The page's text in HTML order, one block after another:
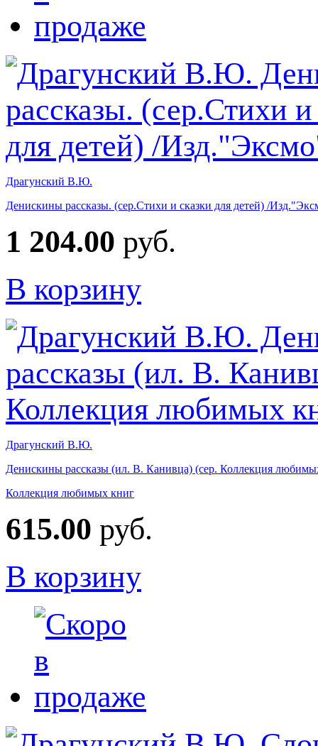
Драгунский В.Ю.
Денискины рассказы. (сер.Стихи и сказки для детей) /
1 204.00 руб.
В корзину
Драгунский В.Ю.
Денискины рассказы (ил. В. Канивца) (сер. Коллекция
Коллекция любимых книг
615.00 руб.
В корзину